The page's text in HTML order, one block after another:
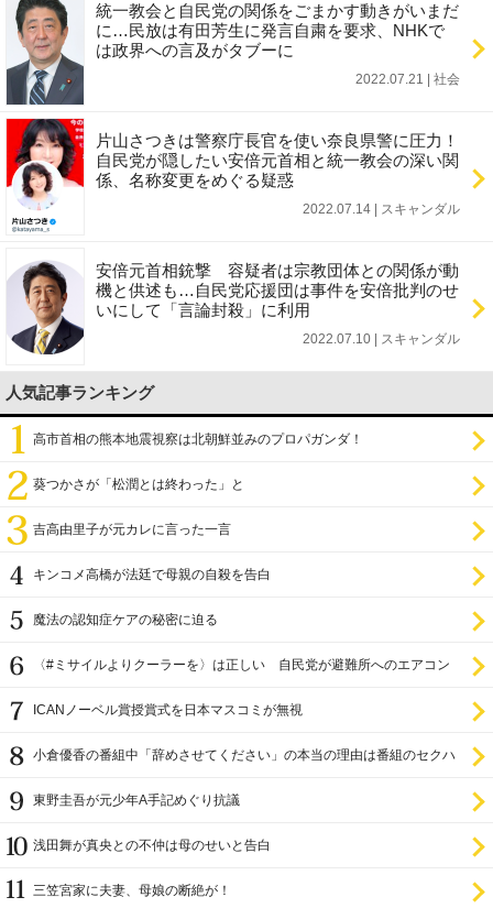
統一教会と自民党の関係をごまかす動きがいまだ
に…民放は有田芳生に発言自粛を要求、NHKで
は政界への言及がタブーに
2022.07.21 | 社会
片山さつきは警察庁長官を使い奈良県警に圧力！
自民党が隠したい安倍元首相と統一教会の深い関
係、名称変更をめぐる疑惑
2022.07.14 | スキャンダル
安倍元首相銃撃 容疑者は宗教団体との関係が動
機と供述も…自民党応援団は事件を安倍批判のせ
いにして「言論封殺」に利用
2022.07.10 | スキャンダル
人気記事ランキング
高市首相の熊本地震視察は北朝鮮並みのプロパガンダ！
葵つかさが「松潤とは終わった」と
吉高由里子が元カレに言った一言
キンコメ高橋が法廷で母親の自殺を告白
魔法の認知症ケアの秘密に迫る
〈#ミサイルよりクーラーを〉は正しい 自民党が避難所へのエアコン
ICANノーベル賞授賞式を日本マスコミが無視
小倉優香の番組中「辞めさせてください」の本当の理由は番組のセクハ
東野圭吾が元少年A手記めぐり抗議
浅田舞が真央との不仲は母のせいと告白
三笠宮家に夫妻、母娘の断絶が！